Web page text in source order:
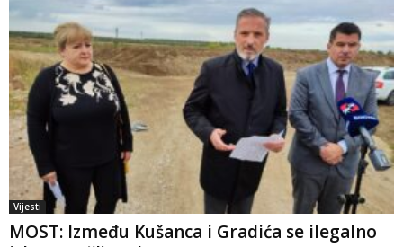
Vijesti
MOST: Između Kušanca i Gradića se ilegalno